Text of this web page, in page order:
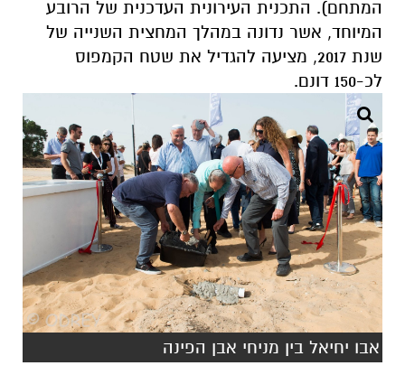
המתחם). התכנית העירונית העדכנית של הרובע
המיוחד, אשר נדונה במהלך המחצית השנייה של
שנת 2017, מציעה להגדיל את שטח הקמפוס
לכ-150 דונם.
אבו יחיאל בין מניחי אבן הפינה